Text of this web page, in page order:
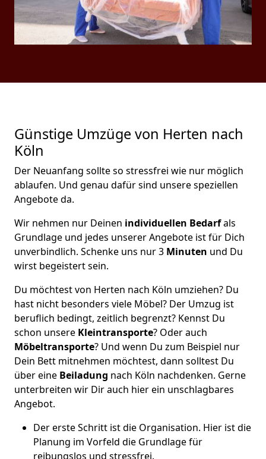
Günstige Umzüge von Herten nach
Köln
Der Neuanfang sollte so stressfrei wie nur möglich
ablaufen. Und genau dafür sind unsere speziellen
Angebote da.
Wir nehmen nur Deinen individuellen Bedarfals
Grundlage und jedes unserer Angebote ist für Dich
unverbindlich. Schenke uns nur 3 Minuten und Du
wirst begeistert sein.
Du möchtest von Herten nach Köln umziehen? Du
hast nicht besonders viele Möbel? Der Umzug ist
beruflich bedingt, zeitlich begrenzt? Kennst Du
schon unsere Kleintransporte? Oder auch
Möbeltransporte? Und wenn Du zum Beispiel nur
Dein Bett mitnehmen möchtest, dann solltest Du
über eine Beiladung nach Köln nachdenken. Gerne
unterbreiten wir Dir auch hier ein unschlagbares
Angebot.
Der erste Schritt ist die Organisation. Hier ist die
Planung im Vorfeld die Grundlage für
reibungslos und stressfrei.